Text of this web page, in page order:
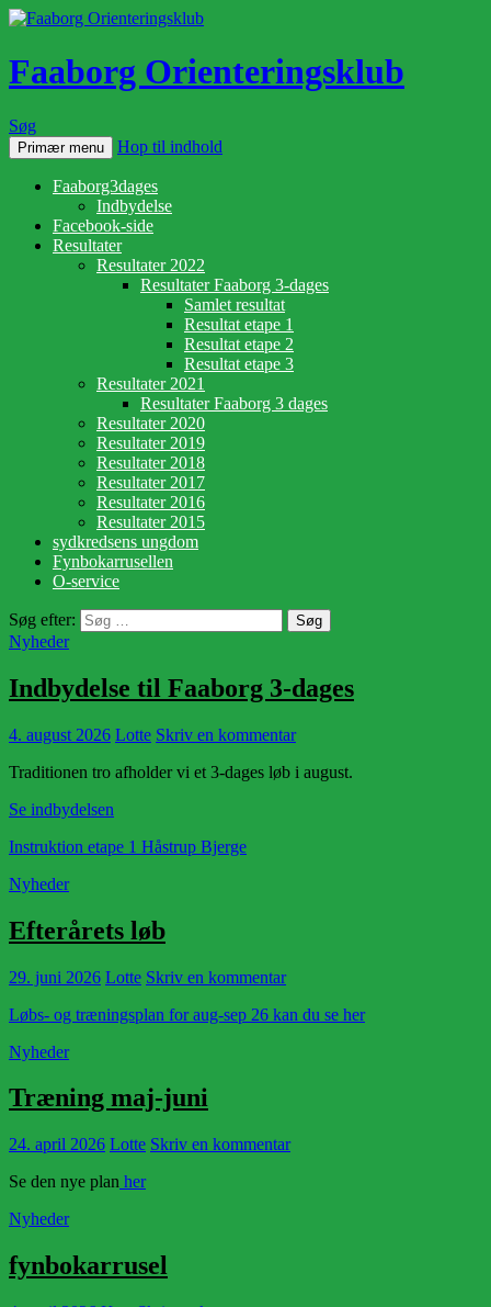
Faaborg Orienteringsklub
Søg
Primær menu Hop til indhold
Faaborg3dages
Indbydelse
Facebook-side
Resultater
Resultater 2022
Resultater Faaborg 3-dages
Samlet resultat
Resultat etape 1
Resultat etape 2
Resultat etape 3
Resultater 2021
Resultater Faaborg 3 dages
Resultater 2020
Resultater 2019
Resultater 2018
Resultater 2017
Resultater 2016
Resultater 2015
sydkredsens ungdom
Fynbokarrusellen
O-service
Søg efter:
Nyheder
Indbydelse til Faaborg 3-dages
4. august 2026 Lotte Skriv en kommentar
Traditionen tro afholder vi et 3-dages løb i august.
Se indbydelsen
Instruktion etape 1 Håstrup Bjerge
Nyheder
Efterårets løb
29. juni 2026 Lotte Skriv en kommentar
Løbs- og træningsplan for aug-sep 26 kan du se her
Nyheder
Træning maj-juni
24. april 2026 Lotte Skriv en kommentar
Se den nye plan her
Nyheder
fynbokarrusel